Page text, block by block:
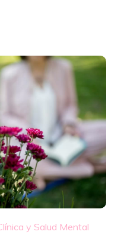
y Salud Mental